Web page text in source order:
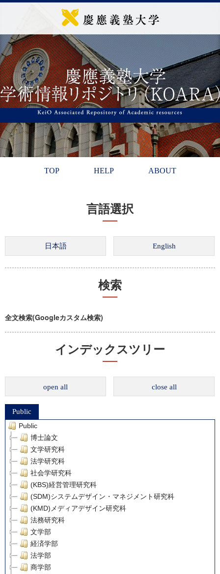
TOP HELP ABOUT
言語選択
検索
全文検索(Googleカスタム検索)
インデックスツリー
open all close all
Public
Public
博士論文
文学研究科
法学研究科
社会学研究科
(KBS)経営管理研究科
(SDM)システムデザイン・マネジメント研究科
(KMD)メディアデザイン研究科
法務研究科
文学部
経済学部
法学部
商学部